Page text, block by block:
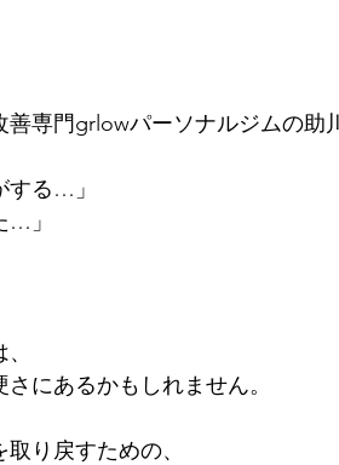
専門grlowパーソナルジムの助
する…」
…」
にあるかもしれません。
り戻すための、